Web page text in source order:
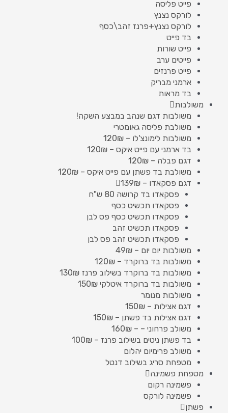
פייט פליסה
לורקס נצנץ
לורקס נצנץ+פרנז זהב\כסף
בד פייט
פייט שורות
פייטים ערב
פייט פרנזים
ארמני מבריק
בד מראות
משולבות
משולבות דגם שנהב במבצע השקה!
משולבת פליסה גאומטרי
משולבות לימונצ'לו – 120₪
בד ארמני עם פייט איקס – 120₪
דגם פבלה – 120₪
משולבת בד פשתן עם פייט איקס – 120₪
דגם פסקאדו – 139₪
פסקאדו בד קרושה 80 ש"ח
פסקאדו תכשיט כסף
פסקאדו תכשיט כסף פס לבן
פסקאדו תכשיט זהב
פסקאדו תכשיט זהב פס לבן
משולבות יום יום – 49₪
משולבות בד ברוקרד – 120₪
משולבות בד ברוקרד בשילוב פרנז 130₪
משולבות בד ברוקרד איטלקי 150₪
משולבות מנומר
דגם אצילות – 150₪
דגם אצילות בד פשתן – 150₪
משולב פרחוני – – 160₪
בד פשתן ניטים בשילוב פרנז – 100₪
משולב פרימיום יהלום
מטפחת סריג בשילוב דנטל
מטפחת פשמינה
פשמינה רקום
פשמינה לורקס
פשתן